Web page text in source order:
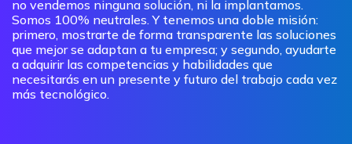
no vendemos ninguna solución, ni la implantamos.
Somos 100% neutrales. Y tenemos una doble misión:
primero, mostrarte de forma transparente las soluciones
que mejor se adaptan a tu empresa; y segundo, ayudarte
a adquirir las competencias y habilidades que
necesitarás en un presente y futuro del trabajo cada vez
más tecnológico.